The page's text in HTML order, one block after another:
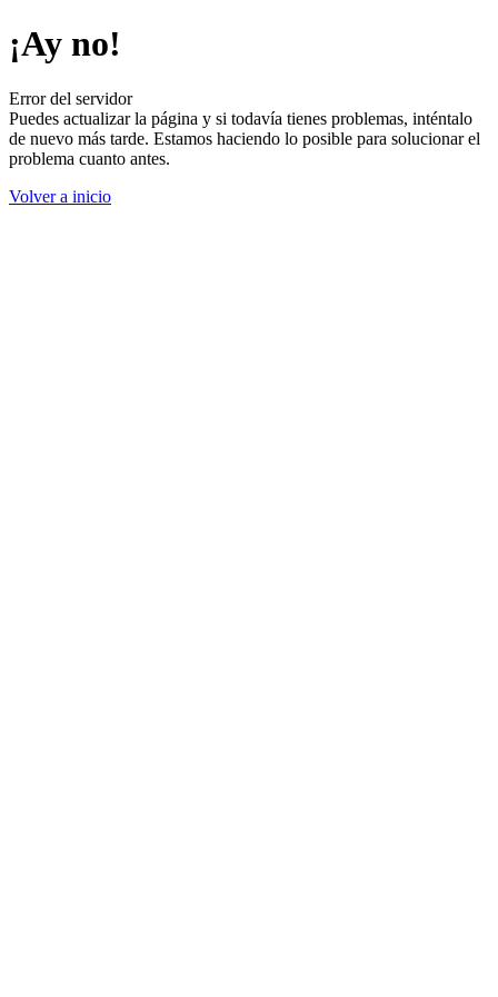
¡Ay no!
Error del servidor
Puedes actualizar la página y si todavía tienes problemas, inténtalo
de nuevo más tarde. Estamos haciendo lo posible para solucionar el
problema cuanto antes.
Volver a inicio